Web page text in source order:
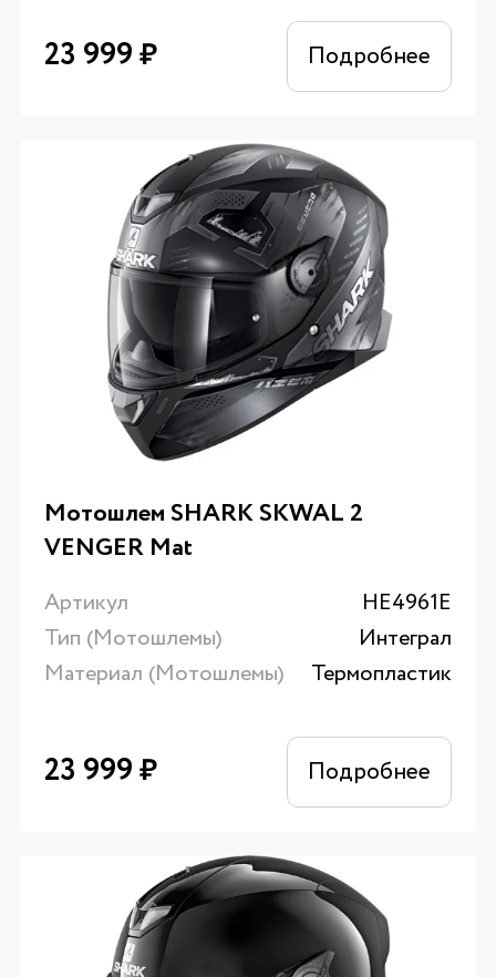
23 999₽ Подробнее
Мотошлем SHARK SKWAL 2
VENGER Mat
Артикул
HE4961E
Тип (Мотошлемы)
Интеграл
Материал (Мотошлемы)
Термопластик
23 999₽ Подробнее